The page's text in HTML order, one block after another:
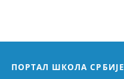
ПОРТАЛ ШКОЛА СРБИЈЕ